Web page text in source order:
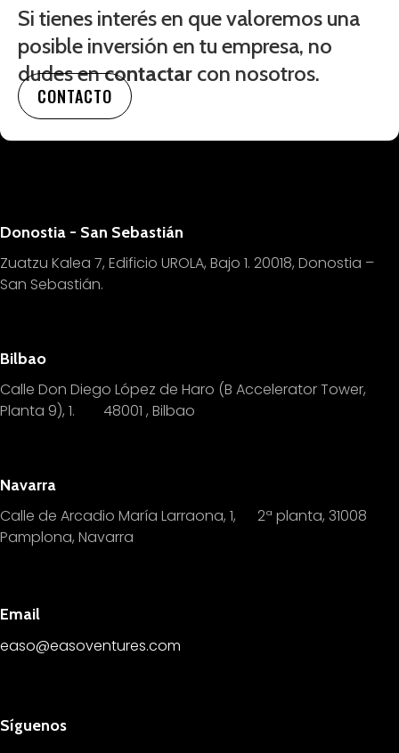
Si tienes interés en que valoremos una
posible inversión en tu empresa, no
dudes encontactar con nosotros.
CONTACTO
Donostia - San Sebastián
Zuatzu Kalea 7, Edificio UROLA, Bajo 1. 20018, Donostia –
San Sebastián.
Bilbao
Calle Don Diego López de Haro (B Accelerator Tower,
Planta 9), 1. 48001 , Bilbao
Navarra
Calle de Arcadio María Larraona, 1, 2ª planta, 31008
Pamplona, Navarra
Email
easo@easoventures.com
Síguenos